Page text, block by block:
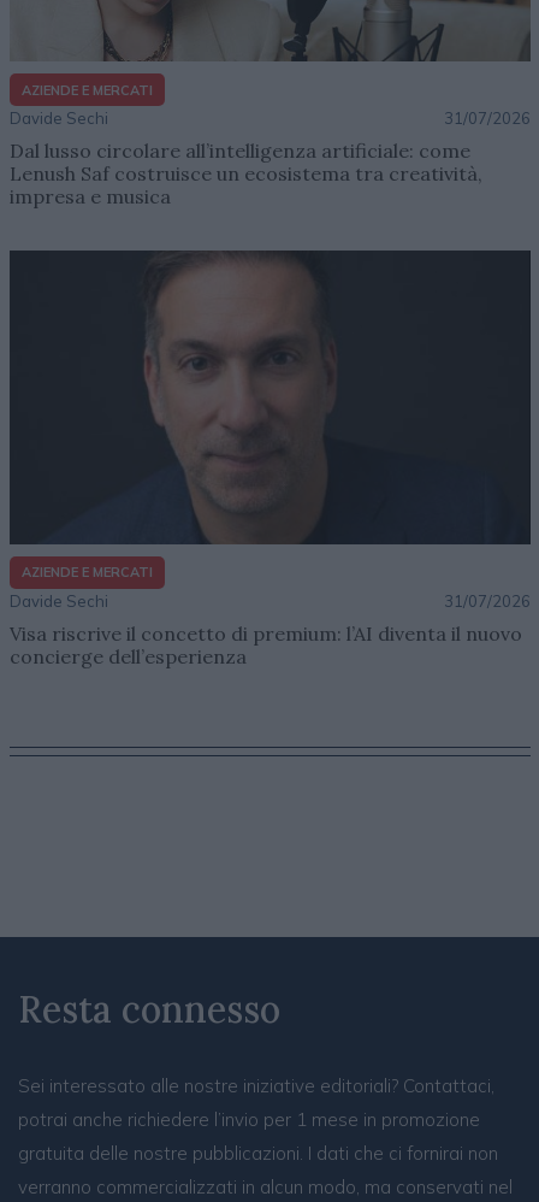
AZIENDE E MERCATI
Davide Sechi 31/07/2026
Dal lusso circolare all’intelligenza artificiale: come
Lenush Saf costruisce un ecosistema tra creatività,
impresa e musica
AZIENDE E MERCATI
Davide Sechi 31/07/2026
Visa riscrive il concetto di premium: l’AI diventa il nuovo
concierge dell’esperienza
Resta connesso
Sei interessato alle nostre iniziative editoriali? Contattaci,
potrai anche richiedere l’invio per 1 mese in promozione
gratuita delle nostre pubblicazioni. I dati che ci fornirai non
verranno commercializzati in alcun modo, ma conservati nel